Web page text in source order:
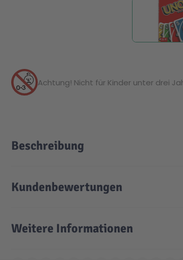
Achtung! Nicht für Kinder unter drei
Beschreibung
Kundenbewertungen
Weitere Informationen